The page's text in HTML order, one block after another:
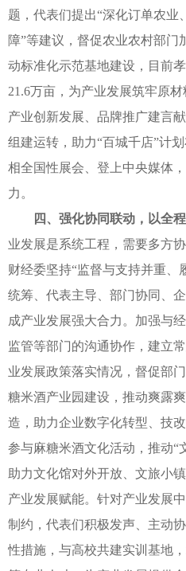
题，代表们提出“深化订单农业
障”等建议，督促农业农村部门
动标准化示范基地建设，目前
21.6万亩，为产业发展筑牢原
产业创新发展、品牌推广建言
组建运转，助力“百城千店”计
相全国性展会、登上中央媒体
力。
四、强化协同联动，以全
业发展是系统工程，需要多方
财经委坚持“监督与支持并重、
统筹、代表主导、部门协同、
成产业发展强大合力。加强与
监管等部门的沟通协作，建立
业发展政策落实情况，督促部
糖米酒产业园建设，推动爽露
造，助力企业数字化转型、技
参与麻糖米酒文化活动，推动“
助力文化馆对外开放、文旅小
产业发展赋能。针对产业发展
制约，代表们积极发声、主动
性措施，与高校共建实训基地